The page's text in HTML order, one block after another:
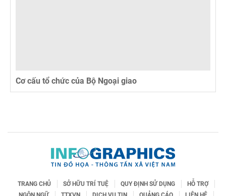
Cơ cấu tổ chức của Bộ Ngoại giao
TRANG CHỦ SỞ HỮU TRÍ TUỆ QUY ĐỊNH SỬ DỤNG
HỖ TRỢ